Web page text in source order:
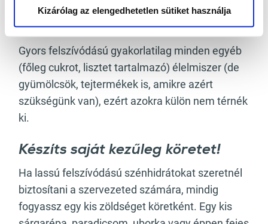
Kizárólag az elengedhetetlen sütiket használja
a pépesítés/szétfőzés hatására – például
krumpli püré -, már gyorsabban szívódik fel.
Gyors felszívódású gyakorlatilag minden egyéb
(főleg cukrot, lisztet tartalmazó) élelmiszer (de
gyümölcsök, tejtermékek is, amikre azért
szükségünk van), ezért azokra külön nem térnék
ki.
Készíts saját kezűleg köretet!
Ha lassú felszívódású szénhidrátokat szeretnél
biztosítani a szervezeted számára, mindig
fogyassz egy kis zöldséget köretként. Egy kis